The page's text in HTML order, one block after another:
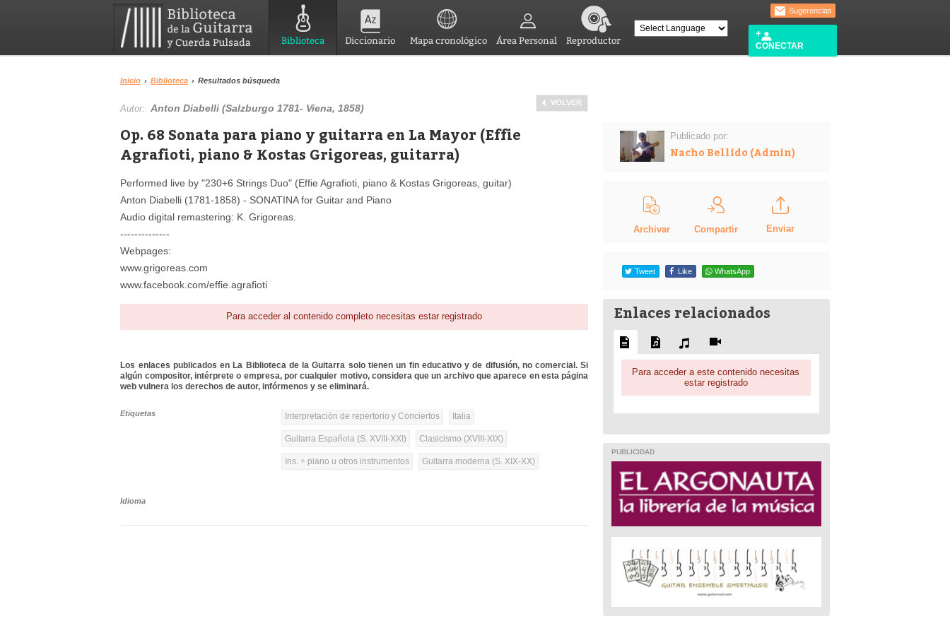
Biblioteca Diccionario Mapa cronológico Área Personal Reproductor
Sugerencias
CONECTAR
Inicio › Biblioteca › Resultados búsqueda
VOLVER
Autor:Anton Diabelli (Salzburgo 1781- Viena, 1858)
Op. 68 Sonata para piano y guitarra en La Mayor (Effie
Agrafioti, piano & Kostas Grigoreas, guitarra)
Performed live by "230+6 Strings Duo" (Effie Agrafioti, piano & Kostas Grigoreas, guitar)
Anton Diabelli (1781-1858) - SONATINA for Guitar and Piano
Audio digital remastering: K. Grigoreas.
--------------
Webpages:
www.grigoreas.com
www.facebook.com/effie.agrafioti
Para acceder al contenido completo necesitas estar registrado
Los enlaces publicados en La Biblioteca de la Guitarra solo tienen un fin educativo y de difusión, no comercial. Si
algún compositor, intérprete o empresa, por cualquier motivo, considera que un archivo que aparece en esta página
web vulnera los derechos de autor, infórmenos y se eliminará.
Etiquetas Interpretación de repertorio y Conciertos Italia
Guitarra Española (S. XVIII-XXI) Clasicismo (XVIII-XIX)
Ins. + piano u otros instrumentos Guitarra moderna (S. XIX-XX)
Idioma
Publicado por:
Nacho Bellido (Admin)
Archivar Compartir Enviar
Tweet Like WhatsApp
Enlaces relacionados
Para acceder a este contenido necesitas
estar registrado
PUBLICIDAD